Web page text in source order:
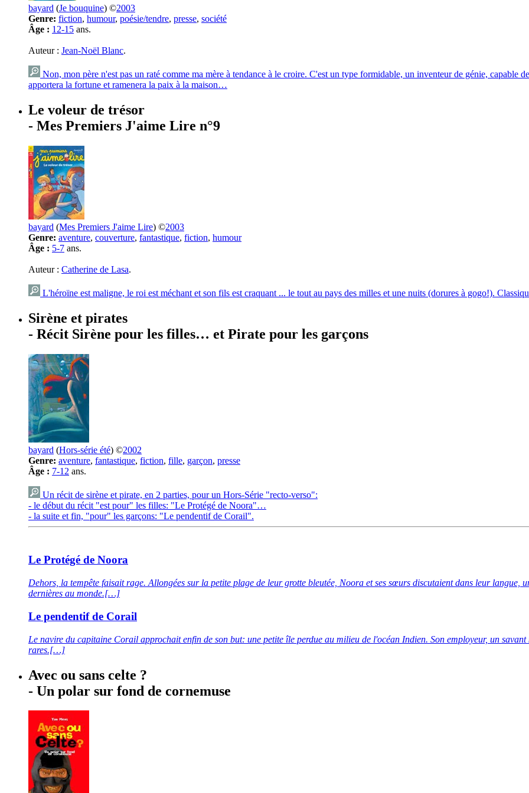
bayard (Je bouquine) ©2003
Genre: fiction, humour, poésie/tendre, presse, société
Âge : 12-15 ans.
Auteur : Jean-Noël Blanc.
Non, mon père n'est pas un raté comme ma mère à tendance à le croire. C'est un type formidable, un inventeur de génie, capable
apportera la fortune et ramenera la paix à la maison…
Le voleur de trésor
- Mes Premiers J'aime Lire n°9
bayard (Mes Premiers J'aime Lire) ©2003
Genre: aventure, couverture, fantastique, fiction, humour
Âge : 5-7 ans.
Auteur : Catherine de Lasa.
L'héroïne est maligne, le roi est méchant et son fils est craquant ... le tout au pays des milles et une nuits (dorures à gogo!).
Sirène et pirates
- Récit Sirène pour les filles… et Pirate pour les garçons
bayard (Hors-série été) ©2002
Genre: aventure, fantastique, fiction, fille, garçon, presse
Âge : 7-12 ans.
Un récit de sirène et pirate, en 2 parties, pour un Hors-Série "recto-verso":
- le début du récit "est pour" les filles: "Le Protégé de Noora"…
- la suite et fin, "pour" les garçons: "Le pendentif de Corail".
Le Protégé de Noora
Dehors, la tempête faisait rage. Allongées sur la petite plage de leur grotte bleutée, Noora et ses sœurs discutaient dans leur langue,
dernières au monde.[…]
Le pendentif de Corail
Le navire du capitaine Corail approchait enfin de son but: une petite île perdue au milieu de l'océan Indien. Son employeur, un
rares.[…]
Avec ou sans celte ?
- Un polar sur fond de cornemuse